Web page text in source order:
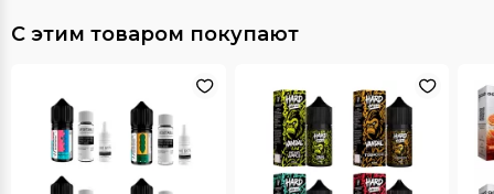
С этим товаром покупают